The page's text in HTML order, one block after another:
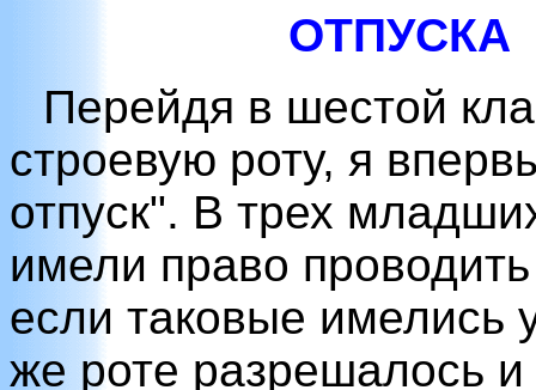
ОТПУСКА
Перейдя в шестой
строевую роту, я
отпуск". В трех
имели право
если таковые имелись
же роте разрешалось